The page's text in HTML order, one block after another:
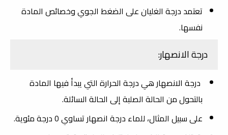
تعتمد درجة الغليان على الضغط الجوي وخصائص المادة
نفسها.
درجة الانصهار:
درجة الانصهار هي درجة الحرارة التي يبدأ فيها المادة
بالتحول من الحالة الصلبة إلى الحالة السائلة.
على سبيل المثال، للماء درجة انصهار تساوي 0 درجة مئوية.